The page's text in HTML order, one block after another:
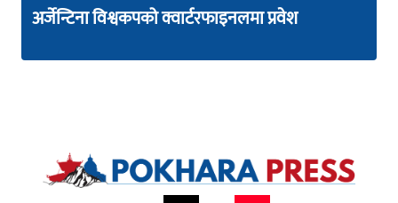
अर्जेन्टिना विश्वकपको क्वार्टरफाइनलमा प्रवेश